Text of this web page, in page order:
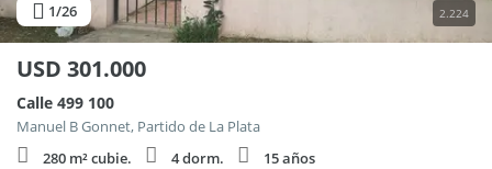
1/26 2.224
USD 301.000
Calle 499 100
Manuel B Gonnet, Partido de La Plata
280 m² cubie.
4 dorm.
15 años